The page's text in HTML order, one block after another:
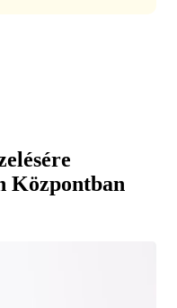
Központban